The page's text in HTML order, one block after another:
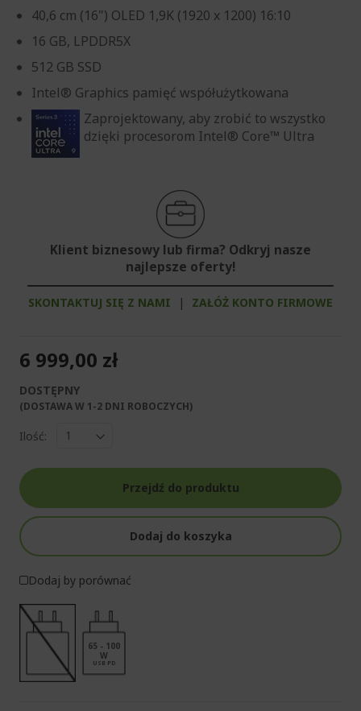
40,6 cm (16") OLED 1,9K (1920 x 1200) 16:10
16 GB, LPDDR5X
512 GB SSD
Intel® Graphics pamięć współużytkowana
Zaprojektowany, aby zrobić to wszystko
dzięki procesorom Intel® Core™ Ultra
Klient biznesowy lub firma? Odkryj nasze
najlepsze oferty!
SKONTAKTUJ SIĘ Z NAMI | ZAŁÓŻ KONTO FIRMOWE
6 999,00 zł
DOSTĘPNY
(DOSTAWA W 1-2 DNI ROBOCZYCH)​
Ilość:
Przejdź do produktu
Dodaj do koszyka
Dodaj by porównać
65 - 100
W
USB PD